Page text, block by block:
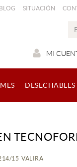
SITUACIÓN
MI
DESECHABLES
15 VALIRA